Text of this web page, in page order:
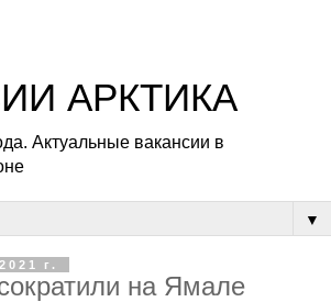
АРКТИКА
Актуальные вакансии в
▼
г.
на Ямале